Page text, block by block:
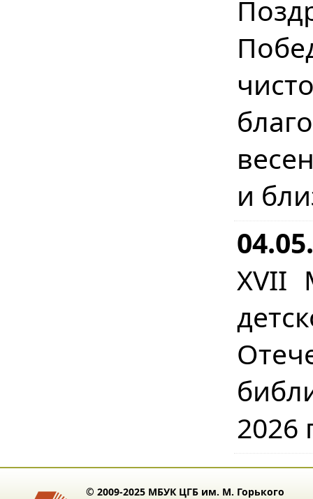
и
XVII
2026
© 2009-2025 МБУК ЦГБ им. М. Горького